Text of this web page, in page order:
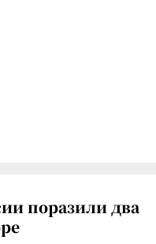
поразили два